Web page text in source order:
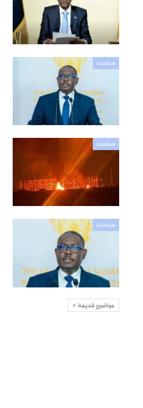
سياسية
سياسية
سياسية
مواضيع قديمة